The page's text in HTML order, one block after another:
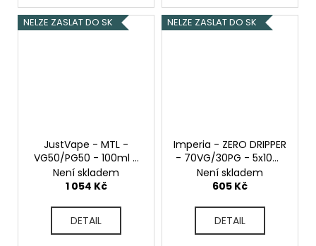
NELZE ZASLAT DO SK
JustVape - MTL -
VG50/PG50 - 100ml -
0mgBeznikotinová
báze
Není skladem
1 054 Kč
DETAIL
NELZE ZASLAT DO SK
Imperia - ZERO DRIPPER
- 70VG/30PG - 5x10ml
- 0mgBeznikotinová
báze
Není skladem
605 Kč
DETAIL